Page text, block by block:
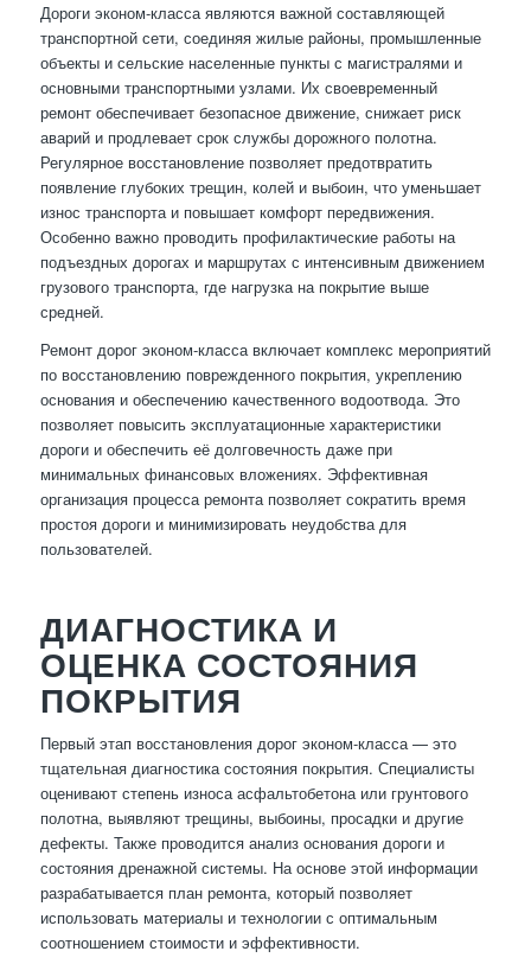
Дороги эконом-класса являются важной составляющей
транспортной сети, соединяя жилые районы, промышленные
объекты и сельские населенные пункты с магистралями и
основными транспортными узлами. Их своевременный
ремонт обеспечивает безопасное движение, снижает риск
аварий и продлевает срок службы дорожного полотна.
Регулярное восстановление позволяет предотвратить
появление глубоких трещин, колей и выбоин, что уменьшает
износ транспорта и повышает комфорт передвижения.
Особенно важно проводить профилактические работы на
подъездных дорогах и маршрутах с интенсивным движением
грузового транспорта, где нагрузка на покрытие выше
средней.
Ремонт дорог эконом-класса включает комплекс мероприятий
по восстановлению поврежденного покрытия, укреплению
основания и обеспечению качественного водоотвода. Это
позволяет повысить эксплуатационные характеристики
дороги и обеспечить её долговечность даже при
минимальных финансовых вложениях. Эффективная
организация процесса ремонта позволяет сократить время
простоя дороги и минимизировать неудобства для
пользователей.
ДИАГНОСТИКА И
ОЦЕНКА СОСТОЯНИЯ
ПОКРЫТИЯ
Первый этап восстановления дорог эконом-класса — это
тщательная диагностика состояния покрытия. Специалисты
оценивают степень износа асфальтобетона или грунтового
полотна, выявляют трещины, выбоины, просадки и другие
дефекты. Также проводится анализ основания дороги и
состояния дренажной системы. На основе этой информации
разрабатывается план ремонта, который позволяет
использовать материалы и технологии с оптимальным
соотношением стоимости и эффективности.